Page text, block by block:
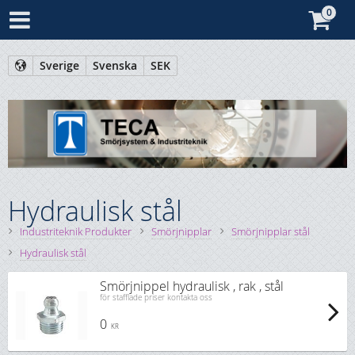
Sverige Svenska SEK
Hydraulisk stål
Industriteknik Produkter Smörjnipplar
Smörjnipplar stål
Hydraulisk stål
Smörjnippel hydraulisk , rak , stål
för stafflade priser kontakta oss
0 KR